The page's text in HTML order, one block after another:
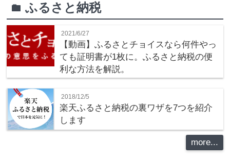
folderふるさと納税
2021/6/27
【動画】ふるさとチョイスなら何件やっ
ても証明書が1枚に。ふるさと納税の便
利な方法を解説。
2018/12/5
楽天ふるさと納税の裏ワザを7つを紹介
します
more...